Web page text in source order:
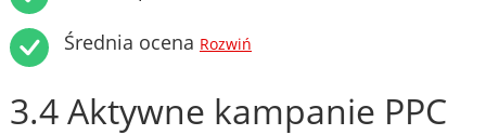
Średnia ocena Rozwiń
3.4 Aktywne kampanie PPC